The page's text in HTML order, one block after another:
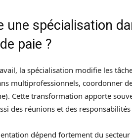
une spécialisation
paie ?
la spécialisation modifie les
multiprofessionnels, coordonner
Cette transformation apporte
des réunions et des
dépend fortement du